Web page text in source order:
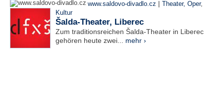
www.saldovo-divadlo.cz | Theater, Oper,
Kultur
Šalda-Theater, Liberec
Zum traditionsreichen Šalda-Theater in Liberec
gehören heute zwei... mehr ›